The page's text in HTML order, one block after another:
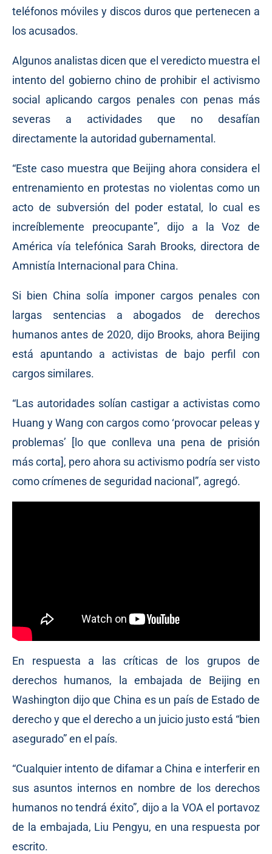
teléfonos móviles y discos duros que pertenecen a
los acusados.
Algunos analistas dicen que el veredicto muestra el
intento del gobierno chino de prohibir el activismo
social aplicando cargos penales con penas más
severas a actividades que no desafían
directamente la autoridad gubernamental.
“Este caso muestra que Beijing ahora considera el
entrenamiento en protestas no violentas como un
acto de subversión del poder estatal, lo cual es
increíblemente preocupante”, dijo a la Voz de
América vía telefónica Sarah Brooks, directora de
Amnistía Internacional para China.
Si bien China solía imponer cargos penales con
largas sentencias a abogados de derechos
humanos antes de 2020, dijo Brooks, ahora Beijing
está apuntando a activistas de bajo perfil con
cargos similares.
“Las autoridades solían castigar a activistas como
Huang y Wang con cargos como ‘provocar peleas y
problemas’ [lo que conlleva una pena de prisión
más corta], pero ahora su activismo podría ser visto
como crímenes de seguridad nacional”, agregó.
En respuesta a las críticas de los grupos de
derechos humanos, la embajada de Beijing en
Washington dijo que China es un país de Estado de
derecho y que el derecho a un juicio justo está “bien
asegurado” en el país.
“Cualquier intento de difamar a China e interferir en
sus asuntos internos en nombre de los derechos
humanos no tendrá éxito”, dijo a la VOA el portavoz
de la embajada, Liu Pengyu, en una respuesta por
escrito.